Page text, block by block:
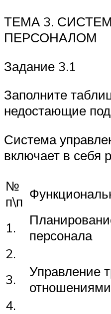
ТЕМА 3.
ПЕРСОНАЛОМ
Задание 3.1
Заполните
недостающие
Система
включает в себя
№
п\п
1.
персонала
2.
3.
Управление
отношениями
4.